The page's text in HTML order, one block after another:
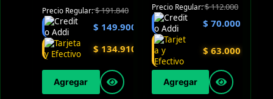
Precio Regular:$191.840
$ 149.900
$ 134.910
Agregar
Precio Regular:$112.000
$ 70.000
$ 63.000
Agregar